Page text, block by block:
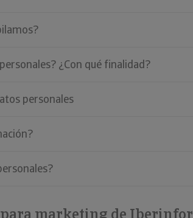
¿Con qué finalidad?
personales
marketing de